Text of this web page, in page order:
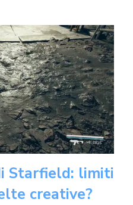
Starfield: limiti
creative?